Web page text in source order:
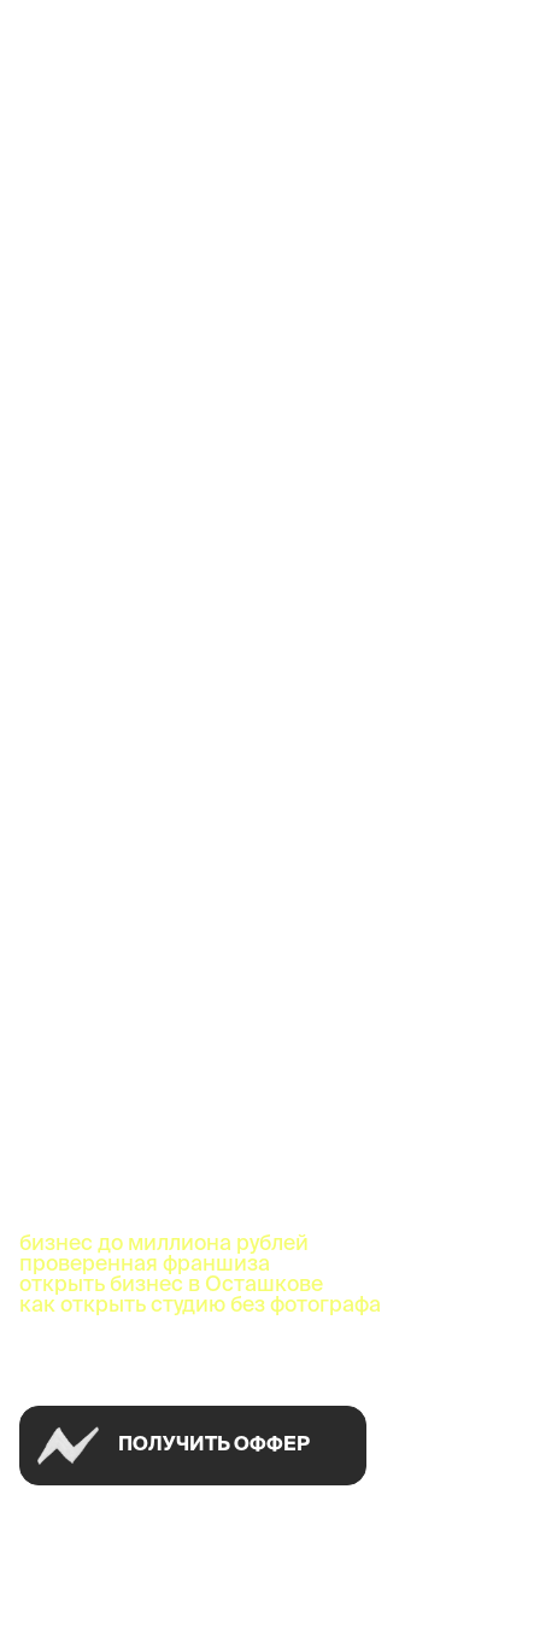
бизнес до миллиона рублей
проверенная франшиза
открыть бизнес в Осташкове
как открыть студию без фотографа
ПОЛУЧИТЬ ОФФЕР